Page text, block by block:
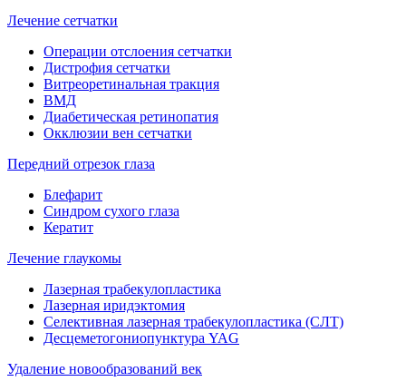
Лечение сетчатки
Операции отслоения сетчатки
Дистрофия сетчатки
Витреоретинальная тракция
ВМД
Диабетическая ретинопатия
Окклюзии вен сетчатки
Передний отрезок глаза
Блефарит
Синдром сухого глаза
Кератит
Лечение глаукомы
Лазерная трабекулопластика
Лазерная иридэктомия
Селективная лазерная трабекулопластика (СЛТ)
Десцеметогониопунктура YAG
Удаление новообразований век